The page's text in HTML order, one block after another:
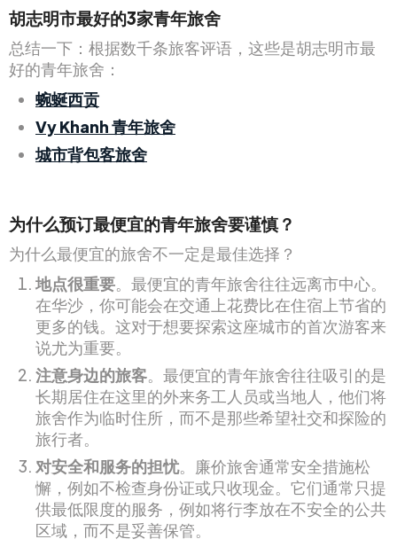
胡志明市最好的3家青年旅舍
总结一下：根据数千条旅客评语，这些是胡志明市最
好的青年旅舍：
蜿蜒西贡
Vy Khanh 青年旅舍
城市背包客旅舍
为什么预订最便宜的青年旅舍要谨慎？
为什么最便宜的旅舍不一定是最佳选择？
地点很重要。最便宜的青年旅舍往往远离市中心。
在华沙，你可能会在交通上花费比在住宿上节省的
更多的钱。这对于想要探索这座城市的首次游客来
说尤为重要。
注意身边的旅客。最便宜的青年旅舍往往吸引的是
长期居住在这里的外来务工人员或当地人，他们将
旅舍作为临时住所，而不是那些希望社交和探险的
旅行者。
对安全和服务的担忧。廉价旅舍通常安全措施松
懈，例如不检查身份证或只收现金。它们通常只提
供最低限度的服务，例如将行李放在不安全的公共
区域，而不是妥善保管。